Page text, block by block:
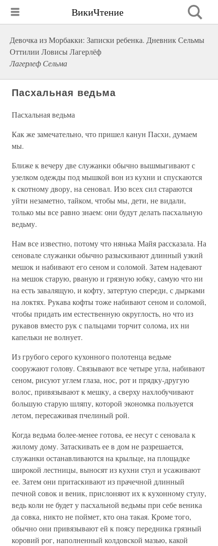
ВикиЧтение
Девочка из Морбакки: Записки ребенка. Дневник Сельмы
Оттилии Ловисы Лагерлёф
Лагерлеф Сельма
Пасхальная ведьма
Пасхальная ведьма
Как же замечательно, что пришел канун Пасхи, думаем
мы.
Ближе к вечеру две служанки обычно вышмыгивают с
узелком одежды под мышкой вон из кухни и спускаются
к скотному двору, на сеновал. Изо всех сил стараются
уйти незаметно, тайком, чтобы мы, дети, не видали,
только мы все равно знаем: они будут делать пасхальную
ведьму.
Нам все известно, потому что нянька Майя рассказала. На
сеновале служанки обычно разыскивают длинный узкий
мешок и набивают его сеном и соломой. Затем надевают
на мешок старую, рваную и грязную юбку, самую что ни
на есть завалящую, и кофту, затертую спереди, с дырками
на локтях. Рукава кофты тоже набивают сеном и соломой,
чтобы придать им естественную округлость, но что из
рукавов вместо рук с пальцами торчит солома, их ни
капельки не волнует.
Из грубого серого кухонного полотенца ведьме
сооружают голову. Связывают все четыре угла, набивают
сеном, рисуют углем глаза, нос, рот и прядку-другую
волос, привязывают к мешку, а сверху нахлобучивают
большую старую шляпу, которой экономка пользуется
летом, пересаживая пчелиный рой.
Когда ведьма более-менее готова, ее несут с сеновала к
жилому дому. Затаскивать ее в дом не разрешается,
служанки останавливаются на крыльце, на площадке
широкой лестницы, выносят из кухни стул и усаживают
ее. Затем они притаскивают из прачечной длинный
печной совок и веник, прислоняют их к кухонному стулу,
ведь коли не будет у пасхальной ведьмы при себе веника
да совка, никто не поймет, кто она такая. Кроме того,
обычно они привязывают ей к поясу передника грязный
коровий рог, наполненный колдовской мазью, какой